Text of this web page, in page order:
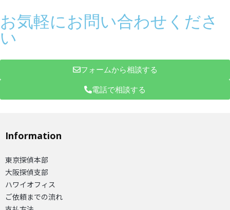
お気軽にお問い合わせくださ
い
フォームから相談する
電話で相談する
Information
東京探偵本部
大阪探偵支部
ハワイオフィス
ご依頼までの流れ